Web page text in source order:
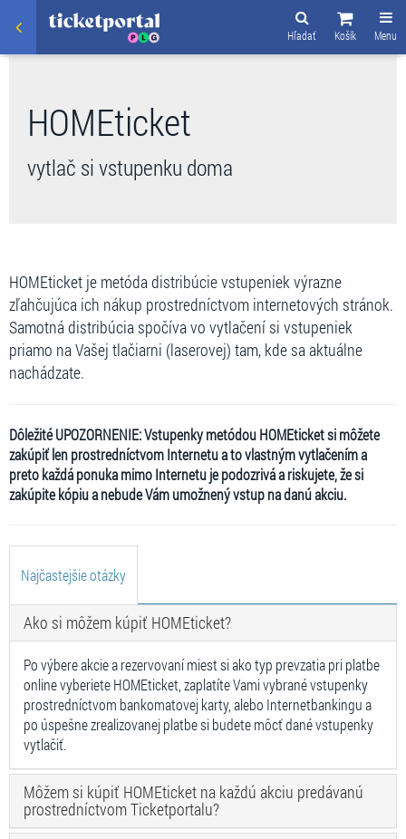
Menu
Košík
Hľadať
HOMEticket
vytlač si vstupenku doma
HOMEticket je metóda distribúcie vstupeniek výrazne
zľahčujúca ich nákup prostredníctvom internetových stránok.
Samotná distribúcia spočíva vo vytlačení si vstupeniek
priamo na Vašej tlačiarni (laserovej) tam, kde sa aktuálne
nachádzate.
Dôležité UPOZORNENIE: Vstupenky metódou HOMEticket si môžete
zakúpiť len prostredníctvom Internetu a to vlastným vytlačením a
preto každá ponuka mimo Internetu je podozrivá a riskujete, že si
zakúpite kópiu a nebude Vám umožnený vstup na danú akciu.
Najčastejšie otázky
Ako si môžem kúpiť HOMEticket?
Po výbere akcie a rezervovaní miest si ako typ prevzatia pri platbe
online vyberiete HOMEticket, zaplatíte Vami vybrané vstupenky
prostredníctvom bankomatovej karty, alebo Internetbankingu a
po úspešne zrealizovanej platbe si budete môcť dané vstupenky
vytlačiť.
Môžem si kúpiť HOMEticket na každú akciu predávanú
prostredníctvom Ticketportalu?